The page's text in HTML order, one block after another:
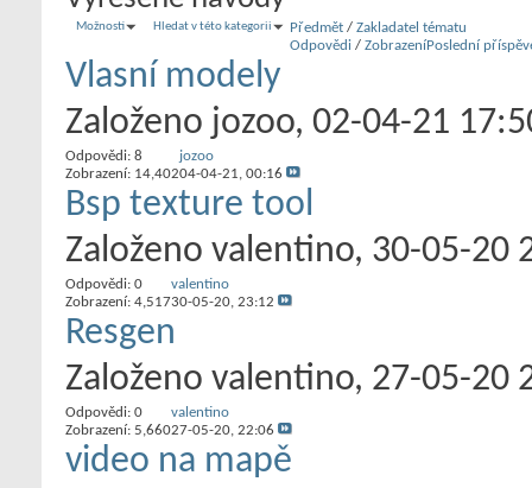
Možnosti Hledat v této kategorii Předmět / Zakladatel tématu
Odpovědi / ZobrazeníPoslední
Vlasní modely
Založeno jozoo‎, 02-04-21
Odpovědi: 8
Zobrazení: 14,402
jozoo
04-04-21, 00:16
Bsp texture tool
Založeno valentino‎, 30-05-20
Odpovědi: 0
Zobrazení: 4,517
valentino
30-05-20, 23:12
Resgen
Založeno valentino‎, 27-05-20
Odpovědi: 0
Zobrazení: 5,660
valentino
27-05-20, 22:06
video na mapě